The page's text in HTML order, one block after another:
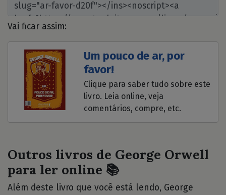
Vai ficar assim:
Um pouco de ar, por
favor!
Clique para saber tudo sobre este
livro. Leia online, veja
comentários, compre, etc.
Outros livros de George Orwell
para ler online 📚
Além deste livro que você está lendo, George